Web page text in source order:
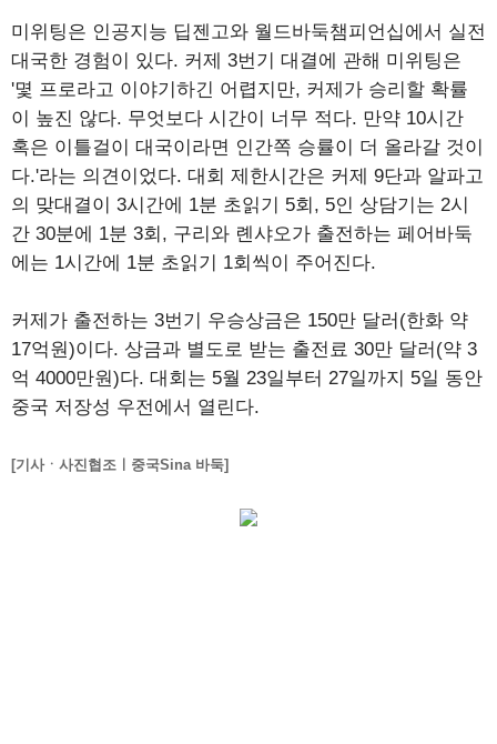
미위팅은 인공지능 딥젠고와 월드바둑챔피언십에서 실전
대국한 경험이 있다. 커제 3번기 대결에 관해 미위팅은
'몇 프로라고 이야기하긴 어렵지만, 커제가 승리할 확률
이 높진 않다. 무엇보다 시간이 너무 적다. 만약 10시간
혹은 이틀걸이 대국이라면 인간쪽 승률이 더 올라갈 것이
다.'라는 의견이었다. 대회 제한시간은 커제 9단과 알파고
의 맞대결이 3시간에 1분 초읽기 5회, 5인 상담기는 2시
간 30분에 1분 3회, 구리와 롄샤오가 출전하는 페어바둑
에는 1시간에 1분 초읽기 1회씩이 주어진다.
커제가 출전하는 3번기 우승상금은 150만 달러(한화 약
17억원)이다. 상금과 별도로 받는 출전료 30만 달러(약 3
억 4000만원)다. 대회는 5월 23일부터 27일까지 5일 동안
중국 저장성 우전에서 열린다.
[기사ㆍ사진협조ㅣ중국Sina 바둑]